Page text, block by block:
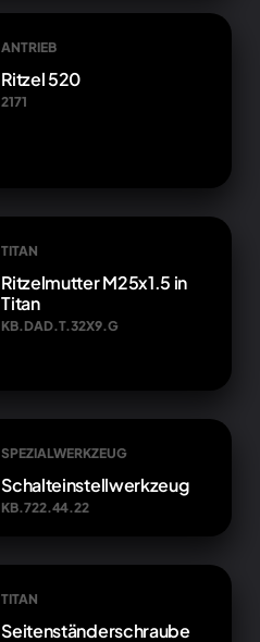
ANTRIEB
Ritzel 520
2171
TITAN
Ritzelmutter M25x1.5 in
Titan
KB.DAD.T.32X9.G
SPEZIALWERKZEUG
Schalteinstellwerkzeug
KB.722.44.22
TITAN
Seitenständerschraube